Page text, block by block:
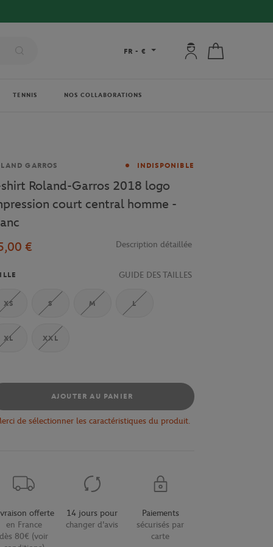
FR - € Mon compte : se
TENNIS NOS COLLABORATIONS
GARROS INDISPONIBLE
Roland-Garros 2018 logo
court central homme -
€
Description détaillée
GUIDE DES TAILLES
XS S M L
XL XXL
AJOUTER AU PANIER
de sélectionner les caractéristiques du produit.
offerte
en France
dès 80€ (voir
14 jours pour
changer d'avis
Paiements
sécurisés par
carte